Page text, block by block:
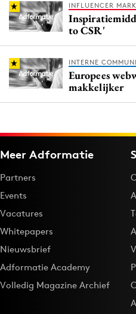
INFLUENCER
to CSR'
INTERNE
Europees
makkelijker
Meer Adformatie
Partners
Events
Vacatures
Whitepapers
Nieuwsbrief
Adformatie Academy
Volledig Magazine Archief